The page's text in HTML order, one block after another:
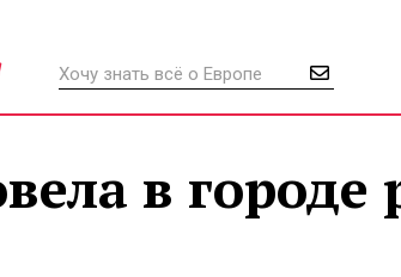
в городе